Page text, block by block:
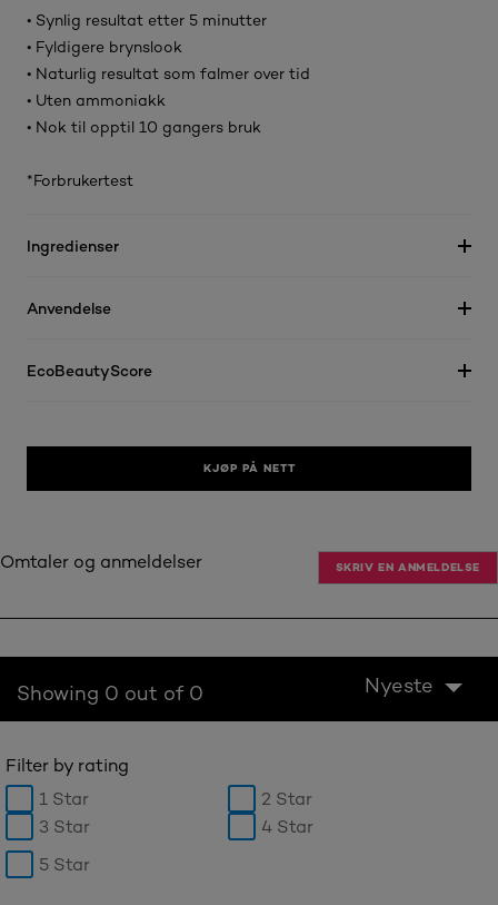
• Synlig resultat etter 5 minutter
• Fyldigere brynslook
• Naturlig resultat som falmer over tid
• Uten ammoniakk
• Nok til opptil 10 gangers bruk
*Forbrukertest
Ingredienser
Anvendelse
EcoBeautyScore
KJØP PÅ NETT
Omtaler og anmeldelser SKRIV EN ANMELDELSE
Showing 0 out of 0 Nyeste
Filter by rating
1 Star
2 Star
3 Star
4 Star
5 Star